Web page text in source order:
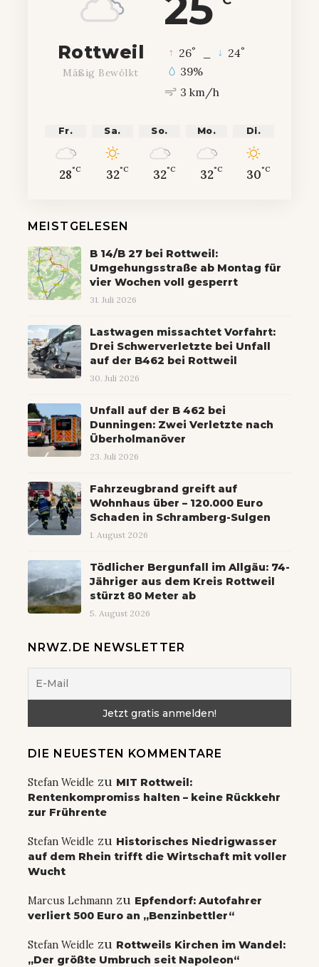
Rottweil
Mäßig Bewölkt
26° 24°
39%
3 km/h
Fr.
28°C
Sa.
32°C
So.
32°C
Mo.
32°C
Di.
30°C
MEISTGELESEN
B 14/B 27 bei Rottweil:
Umgehungsstraße ab Montag für
vier Wochen voll gesperrt
31. Juli 2026
Lastwagen missachtet Vorfahrt:
Drei Schwerverletzte bei Unfall
auf der B462 bei Rottweil
30. Juli 2026
Unfall auf der B 462 bei
Dunningen: Zwei Verletzte nach
Überholmanöver
23. Juli 2026
Fahrzeugbrand greift auf
Wohnhaus über – 120.000 Euro
Schaden in Schramberg-Sulgen
1. August 2026
Tödlicher Bergunfall im Allgäu: 74-
Jähriger aus dem Kreis Rottweil
stürzt 80 Meter ab
5. August 2026
NRWZ.DE NEWSLETTER
DIE NEUESTEN KOMMENTARE
Stefan Weidle zu MIT Rottweil:
Rentenkompromiss halten – keine Rückkehr
zur Frührente
Stefan Weidle zu Historisches Niedrigwasser
auf dem Rhein trifft die Wirtschaft mit voller
Wucht
Marcus Lehmann zu Epfendorf: Autofahrer
verliert 500 Euro an „Benzinbettler“
Stefan Weidle zu Rottweils Kirchen im Wandel:
„Der größte Umbruch seit Napoleon“